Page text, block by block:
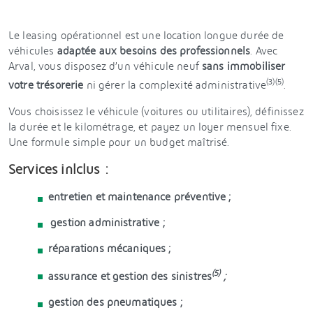
Le leasing opérationnel est une location longue durée de
véhicules adaptée aux besoins des professionnels. Avec
Arval, vous disposez d’un véhicule neuf sans immobiliser
votre trésorerie ni gérer la complexité administrative(3)(5).
Vous choisissez le véhicule (voitures ou utilitaires), définissez
la durée et le kilométrage, et payez un loyer mensuel fixe.
Une formule simple pour un budget maîtrisé.
Services inlclus :
entretien et maintenance préventive ;
gestion administrative ;
réparations mécaniques ;
assurance et gestion des sinistres(5);
gestion des pneumatiques ;